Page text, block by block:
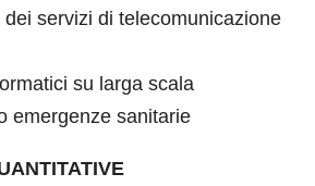
dei servizi di telecomunicazione
su larga scala
emergenze sanitarie